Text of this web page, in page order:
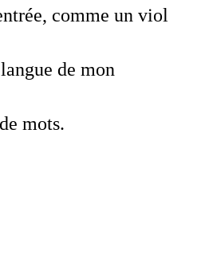
comme un viol
de mon
mots.